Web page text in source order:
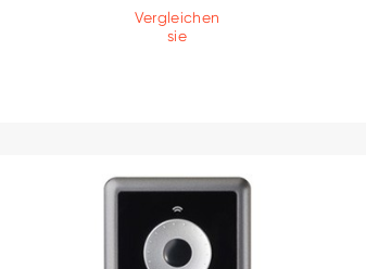
Vergleichen
sie